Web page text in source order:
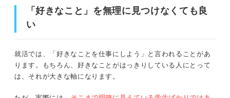
「好きなこと」を無理に見つけなくても 良
い
就活では、「好きなことを仕事にしよう」と言われることがあ
ります。もちろん、好きなことがはっきりしている人にとって
は、それが大きな軸になります。
夢がはっきりしていない人には、その人なりの進み方があ
る
やりたいことがわからないときに、まずやってほしいこと